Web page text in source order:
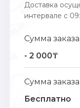
Доставка
интервале с
Сумма
- 2 000₸
Сумма
Бесплатно